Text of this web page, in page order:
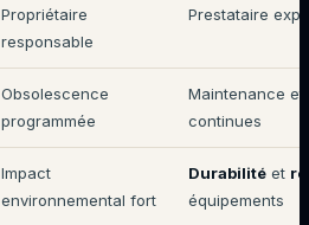
Propriétaire
responsable
Prestataire
Obsolescence
programmée
Maintenance et
continues
Impact
environnemental fort
Durabilité et
équipements